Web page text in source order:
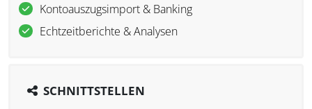
Kontoauszugsimport & Banking
Echtzeitberichte & Analysen
SCHNITTSTELLEN